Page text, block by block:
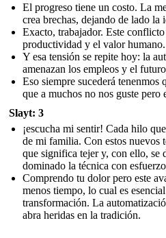
El progreso tiene un costo. La
crea brechas, dejando de lado
Exacto, trabajador. Este
productividad y el valor humano.
Y esa tensión se repite hoy: la
amenazan los empleos y el
Eso siempre sucederá tenenmos
que a muchos no nos guste pero
Slayt: 3
¡escucha mi sentir! Cada hilo
de mi familia. Con estos nuevos
que significa tejer y, con ello, se
dominado la técnica con
Comprendo tu dolor pero este
menos tiempo, lo cual es
transformación. La
abra heridas en la tradición.